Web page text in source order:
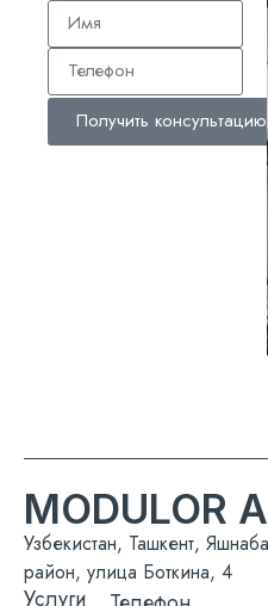
Получить консультацию
Узбекистан, Ташкент,
район, улица Боткина, 4
MODULOR
Услуги